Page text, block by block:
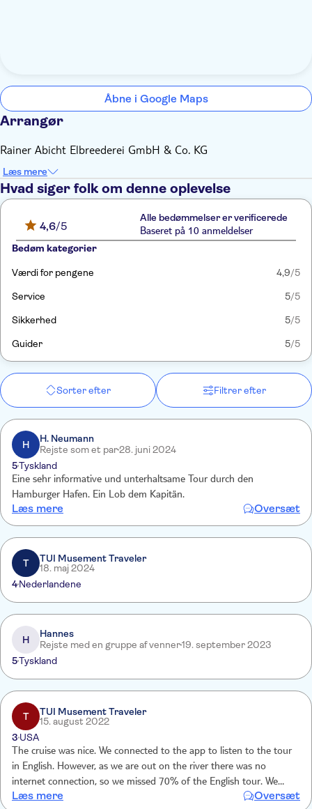
Åbne i Google Maps
Arrangør
Rainer Abicht Elbreederei GmbH & Co. KG
Læs mere
Hvad siger folk om denne oplevelse
4,6/5
Alle bedømmelser er verificerede
Baseret på 10 anmeldelser
Bedøm kategorier
Værdi for pengene 4,9/5
Service 5/5
Sikkerhed 5/5
Guider 5/5
Sorter efter Filtrer efter
H
H. Neumann
Rejste som et par28. juni 2024
5Tyskland
Eine sehr informative und unterhaltsame Tour durch den
Hamburger Hafen. Ein Lob dem Kapitän.
Læs mere Oversæt
T
TUI Musement Traveler
18. maj 2024
4Nederlandene
H
Hannes
Rejste med en gruppe af venner19. september 2023
5Tyskland
T
TUI Musement Traveler
15. august 2022
3 USA
The cruise was nice. We connected to the app to listen to the tour
in English. However, as we are out on the river there was no
internet connection, so we missed 70% of the English tour. We
enjoyed the sites and the guide amd everyone were friendly
Læs mere Oversæt